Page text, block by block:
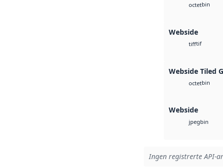
octetbin
Webside
tifftif
Webside Tiled
octetbin
Webside
jpegbin
Ingen registrerte API-